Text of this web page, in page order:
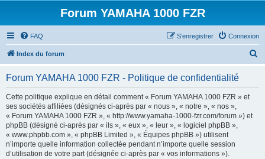
Forum YAMAHA 1000 FZR
FAQ Connexion
S’enregistrer
Index du forum
Forum YAMAHA 1000 FZR - Politique de confidentialité
Cette politique explique en détail comment « Forum YAMAHA 1000 FZR » et
ses sociétés affiliées (désignés ci-après par « nous », « notre », « nos »,
« Forum YAMAHA 1000 FZR », « http://www.yamaha-1000-fzr.com/forum ») et
phpBB (désigné ci-après par « ils », « eux », « leur », « logiciel phpBB »,
« www.phpbb.com », « phpBB Limited », « Équipes phpBB ») utilisent
n’importe quelle information collectée pendant n’importe quelle session
d’utilisation de votre part (désignée ci-après par « vos informations »).